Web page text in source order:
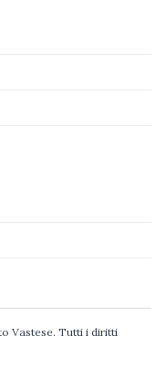
Vastese. Tutti i diritti